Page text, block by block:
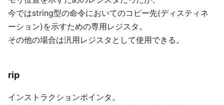
今ではstring型の命令においてのコピー先(ディスティネ
ーション)を示すための専用レジスタ。
その他の場合は汎用レジスタとして使用できる。
rip
インストラクションポインタ。